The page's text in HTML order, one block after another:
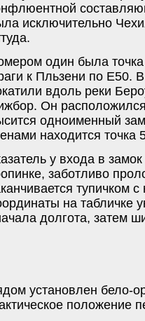
исключительно
один была
к Пльзени по E50.
вдоль реки
Он
одноименный
находится точка
у входа в
заботливо
тупичком
на табличке
долгота, затем
установлен бело-
положение